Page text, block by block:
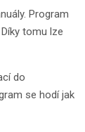
Program
tomu lze
do
se hodí jak